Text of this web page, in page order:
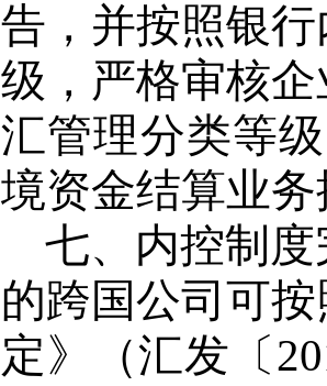
告，并按照银
级，严格审核
汇管理分类等
境资金结算业
七、内控制
的跨国公司可
定》（汇发〔